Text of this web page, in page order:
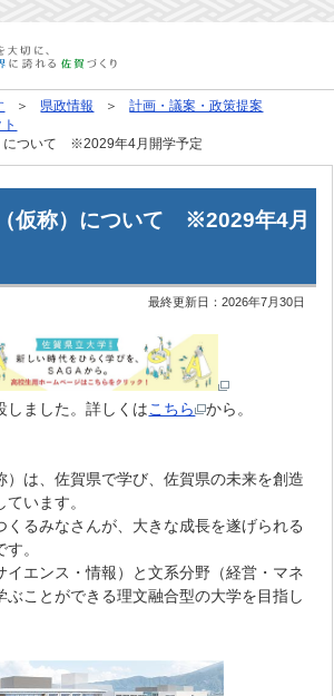
県政情報
計画・議案・政策提案
について ※2029年4月開学予定
仮称）について ※2029年4月
最終更新日：2026年7月30日
しました。詳しくはこちら から。
は、佐賀県で学び、佐賀県の未来を創造
います。
るみなさんが、大きな成長を遂げられる
。
エンス・情報）と文系分野（経営・マネ
ぶことができる理文融合型の大学を目指し